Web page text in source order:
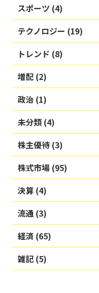
スポーツ (4)
テクノロジー (19)
トレンド (8)
増配 (2)
政治 (1)
未分類 (4)
株主優待 (3)
株式市場 (95)
決算 (4)
流通 (3)
経済 (65)
雑記 (5)